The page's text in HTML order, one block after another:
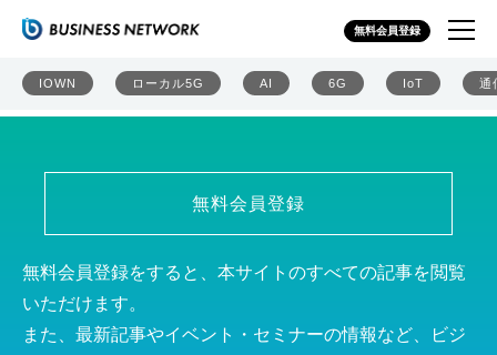
無料会員登録
IOWN ローカル5G AI 6G IoT 通
エイチ・シー・ネットワークス株式会社
無料会員登録
無料会員登録をすると、本サイトのすべての記事を閲覧
いただけます。
また、最新記事やイベント・セミナーの情報など、ビジ